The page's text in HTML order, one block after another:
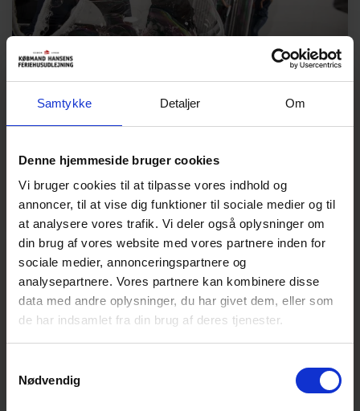
Samtykke Detaljer Om
Denne hjemmeside bruger cookies
Vi bruger cookies til at tilpasse vores indhold og
annoncer, til at vise dig funktioner til sociale medier og til
at analysere vores trafik. Vi deler også oplysninger om
din brug af vores website med vores partnere inden for
sociale medier, annonceringspartnere og
analysepartnere. Vores partnere kan kombinere disse
data med andre oplysninger, du har givet dem, eller som
de har indsamlet fra din brug af deres tjenester.
Nødvendig
Randers Regnskov
Jesperhus